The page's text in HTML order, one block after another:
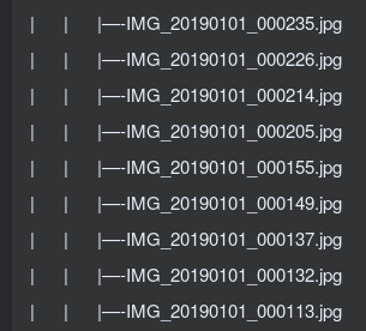
| | |—-IMG_20190101_000235.jpg
| | |—-IMG_20190101_000226.jpg
| | |—-IMG_20190101_000214.jpg
| | |—-IMG_20190101_000205.jpg
| | |—-IMG_20190101_000155.jpg
| | |—-IMG_20190101_000149.jpg
| | |—-IMG_20190101_000137.jpg
| | |—-IMG_20190101_000132.jpg
| | |—-IMG_20190101_000113.jpg